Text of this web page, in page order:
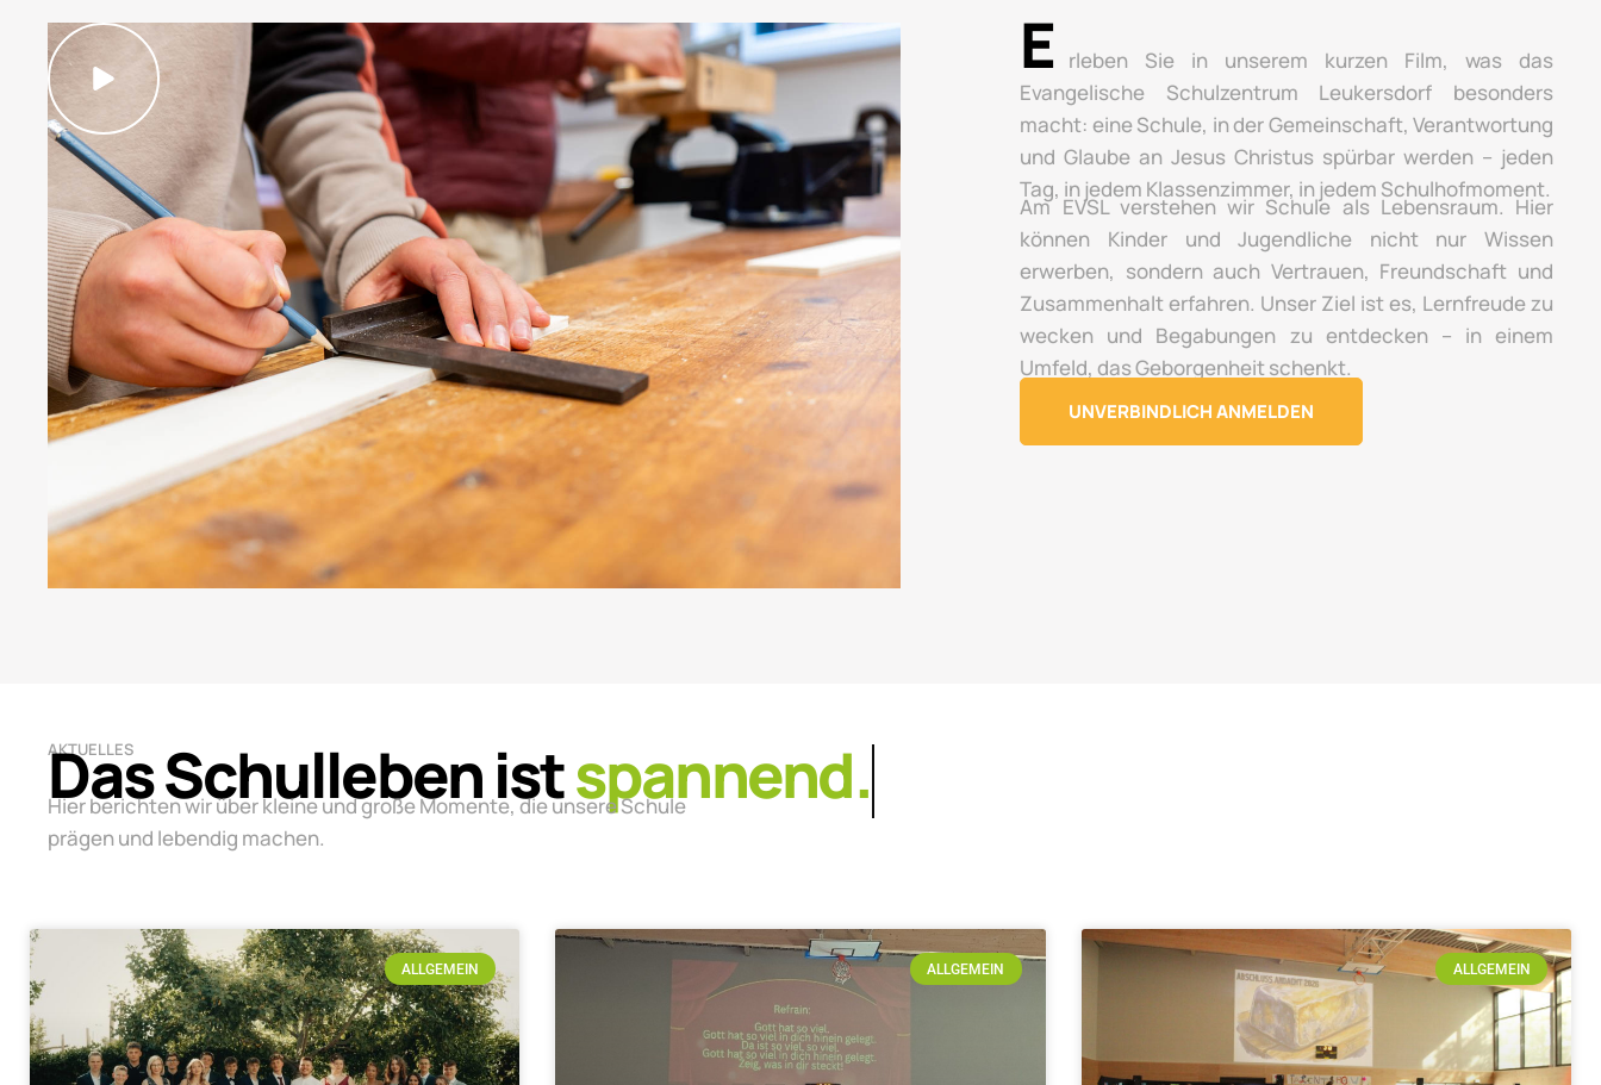
E
rleben Sie in unserem kurzen Film, was das
Evangelische Schulzentrum Leukersdorf besonders
macht: eine Schule, in der Gemeinschaft, Verantwortung
und Glaube an Jesus Christus spürbar werden – jeden
Tag, in jedem Klassenzimmer, in jedem Schulhofmoment.
Am EVSL verstehen wir Schule als Lebensraum. Hier
können Kinder und Jugendliche nicht nur Wissen
erwerben, sondern auch Vertrauen, Freundschaft und
Zusammenhalt erfahren. Unser Ziel ist es, Lernfreude zu
wecken und Begabungen zu entdecken – in einem
Umfeld, das Geborgenheit schenkt.
UNVERBINDLICH ANMELDEN
AKTUELLES
Das Schulleben istlebendig.
Hier berichten wir über kleine und große Momente, die unsere Schule
prägen und lebendig machen.
ALLGEMEIN ALLGEMEIN ALLGEMEIN